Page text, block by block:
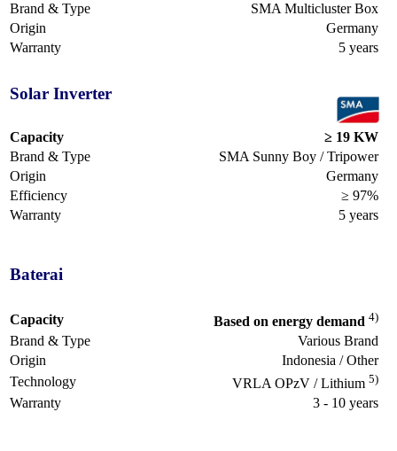
Brand & Type
SMA Multicluster Box
Origin
Germany
Warranty
5 years
Solar Inverter
Capacity
≥ 19 KW
Brand & Type
SMA Sunny Boy / Tripower
Origin
Germany
Efficiency
≥ 97%
Warranty
5 years
Baterai
Capacity Based on energy demand 4)
Brand & Type
Various Brand
Origin
Indonesia / Other
Technology
VRLA OPzV / Lithium 5)
Warranty 3 - 10 years